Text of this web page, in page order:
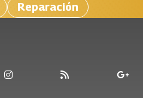
Reparación